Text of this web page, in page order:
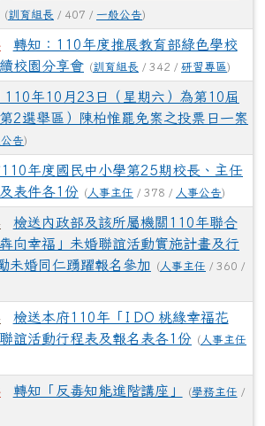
(訓育組長 / 407 / 一般公告)
轉知：110年度推展教育部綠色學校
校園分享會 (訓育組長 / 342 / 研習專區)
110年10月23日（星期六）為第10屆
2選舉區）陳柏惟罷免案之投票日一案
告)
年度國民中小學第25期校長、主任
表件各1份
( 人事主任 / 378 / 人事公告)
檢送內政部及該所屬機關110年聯合
向幸福」未婚聯誼活動實施計畫及行
未婚同仁踴躍報名參加
( 人事主任 / 360 /
檢送本府110年「I DO 桃緣幸福花
誼活動行程表及報名表各1份
( 人事主任
轉知「反毒知能進階講座」 (學務主任 /